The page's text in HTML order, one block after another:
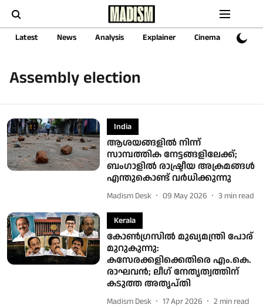
Latest News Analysis Explainer Cinema Sports
Assembly election
India
ആശയങ്ങളില്‍ നിന്ന്
സാമ്പത്തിക നേട്ടങ്ങളിലേക്ക്;
ബംഗാളില്‍ രാഷ്ട്രീയ അക്രമങ്ങള്‍
എന്തുകൊണ്ട് വര്‍ധിക്കുന്നു
Madism Desk 09 May 2026 3 min read
Kerala
കോൺഗ്രസിൽ മുഖ്യമന്ത്രി പോര്
മുറുകുന്നു:
കസേരക്കളിക്കെതിരെ എം.കെ.
രാഘവൻ; ലീഗ് നേതൃത്വത്തിന്
കടുത്ത അതൃപ്തി
Madism Desk 17 Apr 2026 2 min read